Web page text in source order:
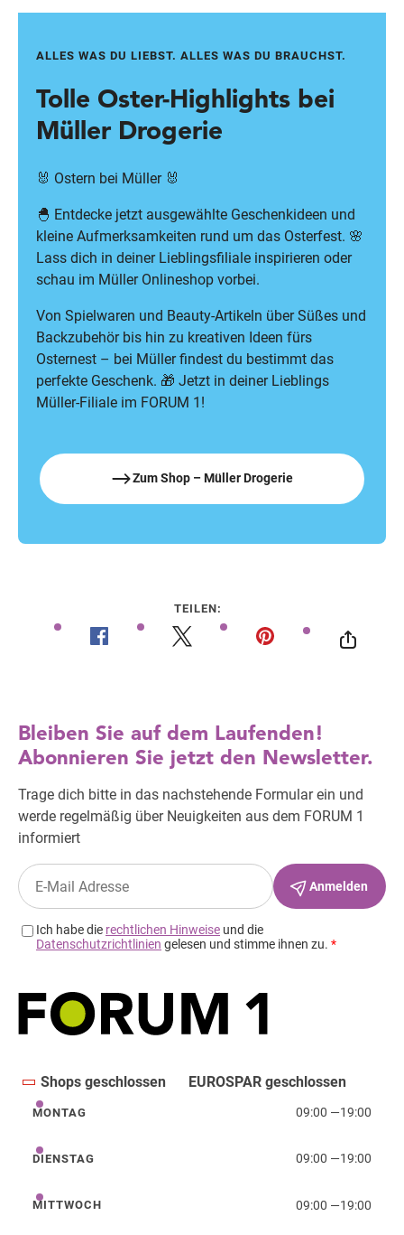
ALLES WAS DU LIEBST. ALLES WAS DU BRAUCHST.
Tolle Oster-Highlights bei
Müller Drogerie
🐰 Ostern bei Müller 🐰
🐣 Entdecke jetzt ausgewählte Geschenkideen und
kleine Aufmerksamkeiten rund um das Osterfest. 🌸
Lass dich in deiner Lieblingsfiliale inspirieren oder
schau im Müller Onlineshop vorbei.
Von Spielwaren und Beauty-Artikeln über Süßes und
Backzubehör bis hin zu kreativen Ideen fürs
Osternest – bei Müller findest du bestimmt das
perfekte Geschenk. 🎁 Jetzt in deiner Lieblings
Müller-Filiale im FORUM 1!
Zum Shop – Müller Drogerie
TEILEN:
Shops geschlossen EUROSPAR geschlossen
Montag
MONTAG 09:00 —19:00
Dienstag
DIENSTAG 09:00 —19:00
Mittwoch
MITTWOCH 09:00 —19:00